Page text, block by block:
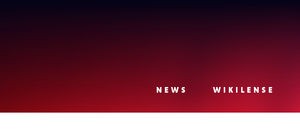
NEWS
WIKILENSE